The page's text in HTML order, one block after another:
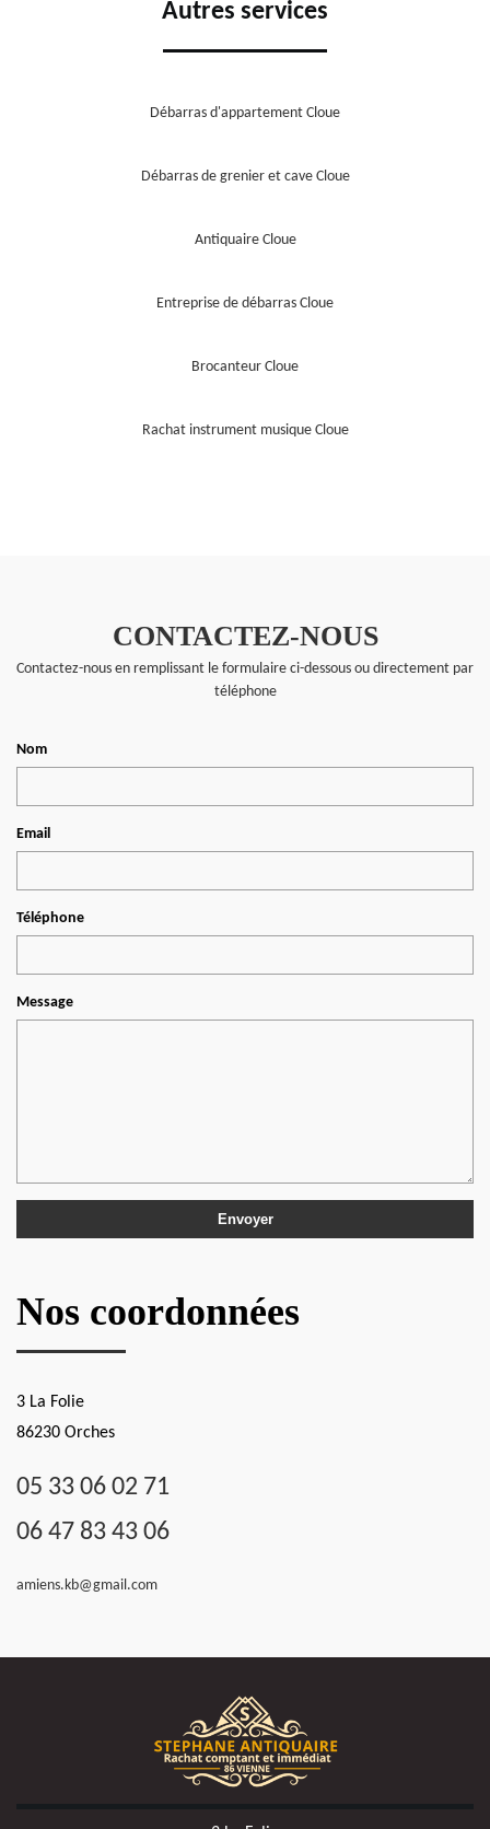
Autres services
Débarras d'appartement Cloue
Débarras de grenier et cave Cloue
Antiquaire Cloue
Entreprise de débarras Cloue
Brocanteur Cloue
Rachat instrument musique Cloue
CONTACTEZ-NOUS
Contactez-nous en remplissant le formulaire ci-dessous ou directement par
téléphone
Nom
Email
Téléphone
Message
Nos coordonnées
3 La Folie
86230 Orches
05 33 06 02 71
06 47 83 43 06
amiens.kb@gmail.com